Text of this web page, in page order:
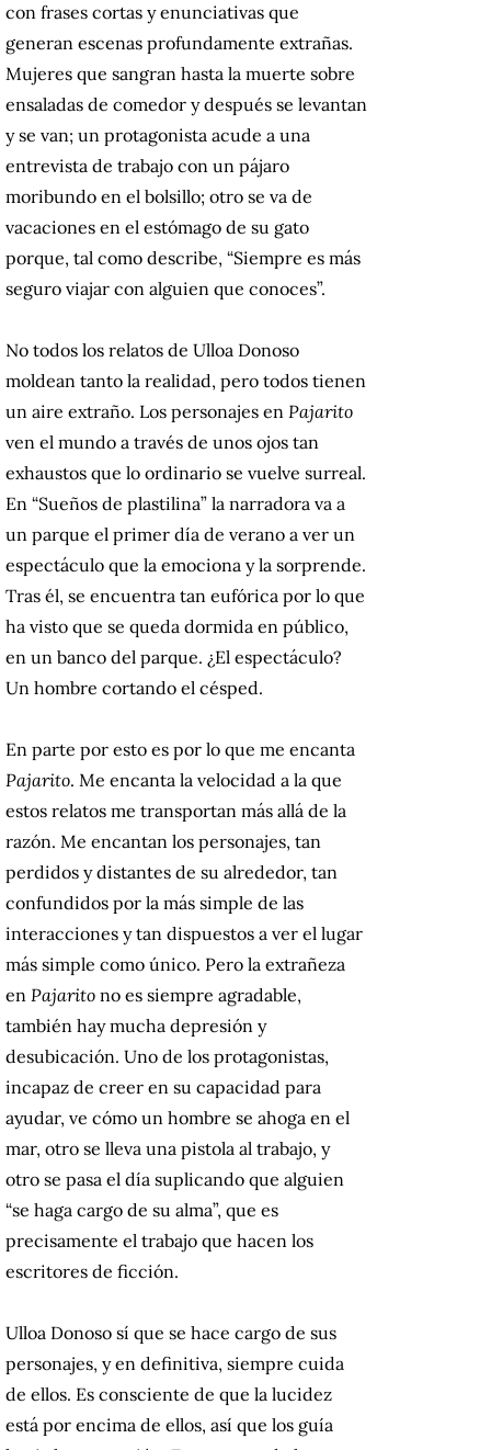
con frases cortas y enunciativas que
generan escenas profundamente extrañas.
Mujeres que sangran hasta la muerte sobre
ensaladas de comedor y después se levantan
y se van; un protagonista acude a una
entrevista de trabajo con un pájaro
moribundo en el bolsillo; otro se va de
vacaciones en el estómago de su gato
porque, tal como describe, “Siempre es más
seguro viajar con alguien que conoces”.
No todos los relatos de Ulloa Donoso
moldean tanto la realidad, pero todos tienen
un aire extraño. Los personajes en Pajarito
ven el mundo a través de unos ojos tan
exhaustos que lo ordinario se vuelve surreal.
En “Sueños de plastilina” la narradora va a
un parque el primer día de verano a ver un
espectáculo que la emociona y la sorprende.
Tras él, se encuentra tan eufórica por lo que
ha visto que se queda dormida en público,
en un banco del parque. ¿El espectáculo?
Un hombre cortando el césped.
En parte por esto es por lo que me encanta
Pajarito. Me encanta la velocidad a la que
estos relatos me transportan más allá de la
razón. Me encantan los personajes, tan
perdidos y distantes de su alrededor, tan
confundidos por la más simple de las
interacciones y tan dispuestos a ver el lugar
más simple como único. Pero la extrañeza
en Pajarito no es siempre agradable,
también hay mucha depresión y
desubicación. Uno de los protagonistas,
incapaz de creer en su capacidad para
ayudar, ve cómo un hombre se ahoga en el
mar, otro se lleva una pistola al trabajo, y
otro se pasa el día suplicando que alguien
“se haga cargo de su alma”, que es
precisamente el trabajo que hacen los
escritores de ficción.
Ulloa Donoso sí que se hace cargo de sus
personajes, y en definitiva, siempre cuida
de ellos. Es consciente de que la lucidez
está por encima de ellos, así que los guía